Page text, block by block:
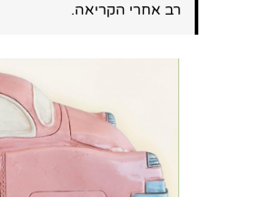
רב אחרי הקריאה.